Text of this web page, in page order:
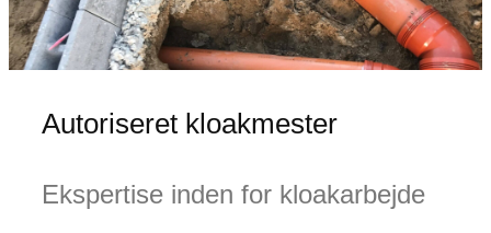
Autoriseret kloakmester
Ekspertise inden for kloakarbejde